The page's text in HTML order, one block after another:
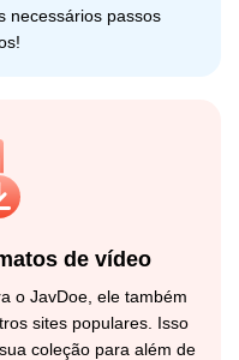
necessários passos
de vídeo
o JavDoe, ele também
sites populares. Isso
coleção para além de